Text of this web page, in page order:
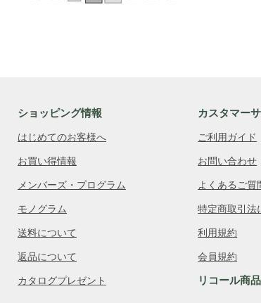
ショッピング情報
はじめてのお客様へ
お買い得情報
メンバーズ・プログラム
モノグラム
送料について
返品について
カタログプレゼント
カスタマー
ご利用ガイド
お問い合わせ
よくあるご質
特定商取引法
利用規約
会員規約
リコール商品